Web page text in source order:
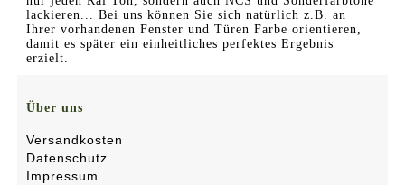
lackieren... Bei uns können Sie sich natürlich z.B. an
Ihrer vorhandenen Fenster und Türen Farbe orientieren,
damit es später ein einheitliches perfektes Ergebnis
erzielt.
Über uns
Versandkosten
Datenschutz
Impressum